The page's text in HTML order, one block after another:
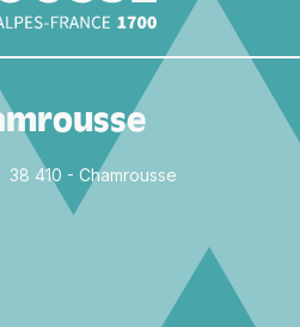
410 - Chamrousse